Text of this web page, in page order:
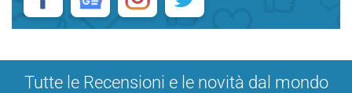
Tutte le Recensioni e le novità dal mondo